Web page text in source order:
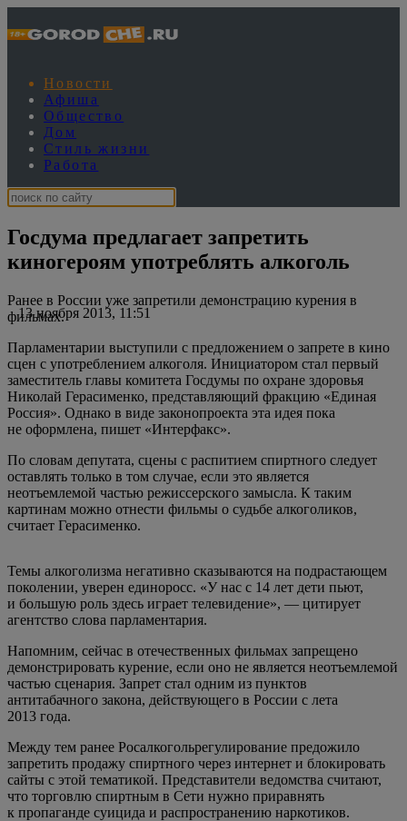
Новости
Афиша
Общество
Дом
Стиль жизни
Работа
Госдума предлагает запретить
киногероям употреблять алкоголь
13 ноября 2013, 11:51
Ранее в России уже запретили демонстрацию курения в
фильмах.
Парламентарии выступили с предложением о запрете в кино
сцен с употреблением алкоголя. Инициатором стал первый
заместитель главы комитета Госдумы по охране здоровья
Николай Герасименко, представляющий фракцию «Единая
Россия». Однако в виде законопроекта эта идея пока
не оформлена, пишет «Интерфакс».
По словам депутата, сцены с распитием спиртного следует
оставлять только в том случае, если это является
неотъемлемой частью режиссерского замысла. К таким
картинам можно отнести фильмы о судьбе алкоголиков,
считает Герасименко.
Темы алкоголизма негативно сказываются на подрастающем
поколении, уверен единоросс. «У нас с 14 лет дети пьют,
и большую роль здесь играет телевидение», — цитирует
агентство слова парламентария.
Напомним, сейчас в отечественных фильмах запрещено
демонстрировать курение, если оно не является неотъемлемой
частью сценария. Запрет стал одним из пунктов
антитабачного закона, действующего в России с лета
2013 года.
Между тем ранее Росалкогольрегулирование предожило
запретить продажу спиртного через интернет и блокировать
сайты с этой тематикой. Представители ведомства считают,
что торговлю спиртным в Сети нужно приравнять
к пропаганде суицида и распространению наркотиков.